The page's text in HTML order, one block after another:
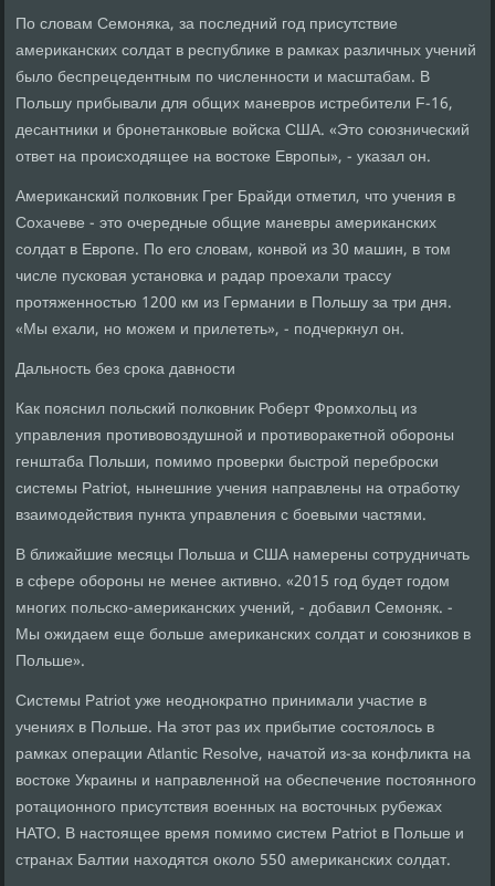
По словам Семоняка, за последний год присутствие
американских солдат в республике в рамках различных учений
было беспрецедентным по численности и масштабам. В
Польшу прибывали для общих маневров истребители F-16,
десантники и бронетанковые войска США. «Это союзнический
ответ на происходящее на востоке Европы», - указал он.
Американский полковник Грег Брайди отметил, что учения в
Сохачеве - это очередные общие маневры американских
солдат в Европе. По его словам, конвой из 30 машин, в том
числе пусковая установка и радар проехали трассу
протяженностью 1200 км из Германии в Польшу за три дня.
«Мы ехали, но можем и прилететь», - подчеркнул он.
Дальность без срока давности
Как пояснил польский полковник Роберт Фромхольц из
управления противовоздушной и противоракетной обороны
генштаба Польши, помимо проверки быстрой переброски
системы Patriot, нынешние учения направлены на отработку
взаимодействия пункта управления с боевыми частями.
В ближайшие месяцы Польша и США намерены сотрудничать
в сфере обороны не менее активно. «2015 год будет годом
многих польско-американских учений, - добавил Семоняк. -
Мы ожидаем еще больше американских солдат и союзников в
Польше».
Системы Patriot уже неоднократно принимали участие в
учениях в Польше. На этот раз их прибытие состоялось в
рамках операции Atlantic Resolve, начатой из-за конфликта на
востоке Украины и направленной на обеспечение постоянного
ротационного присутствия военных на восточных рубежах
НАТО. В настоящее время помимо систем Patriot в Польше и
странах Балтии находятся около 550 американских солдат.